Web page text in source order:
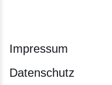
Impressum
Datenschutz